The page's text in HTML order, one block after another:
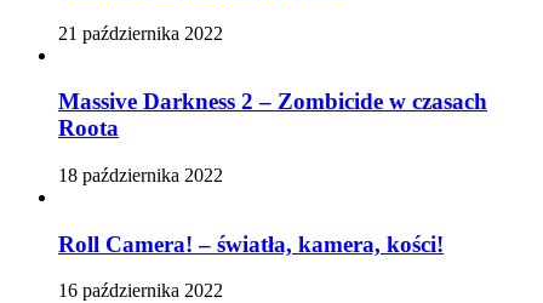
21 października 2022
Massive Darkness 2 – Zombicide w czasach
Roota
18 października 2022
Roll Camera! – światła, kamera, kości!
16 października 2022